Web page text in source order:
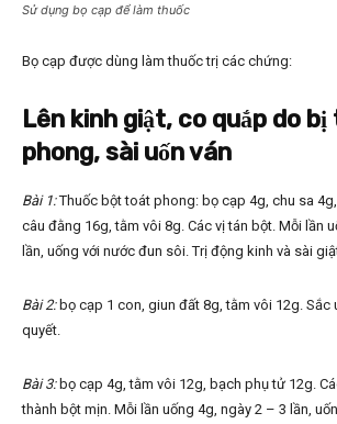
Sử dụng bọ cạp để làm thuốc
Bọ cạp được dùng làm thuốc trị các chứng:
Lên kinh giật, co quắp do
phong, sài uốn ván
Bài 1:Thuốc bột toát phong: bọ cạp 4g, chu sa
câu đằng 16g, tằm vôi 8g. Các vị tán bột. Mỗi lần
lần, uống với nước đun sôi. Trị động kinh và sài
Bài 2:bọ cạp 1 con, giun đất 8g, tằm vôi 12g. Sắc
quyết.
Bài 3:bọ cạp 4g, tằm vôi 12g, bạch phụ tử 12g.
thành bột mịn. Mỗi lần uống 4g, ngày 2 – 3 lần,